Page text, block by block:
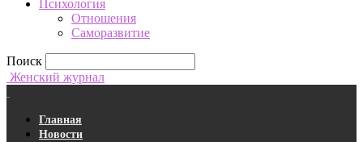
Психология
Отношения
Саморазвитие
Поиск
Женский журнал
Главная
Новости